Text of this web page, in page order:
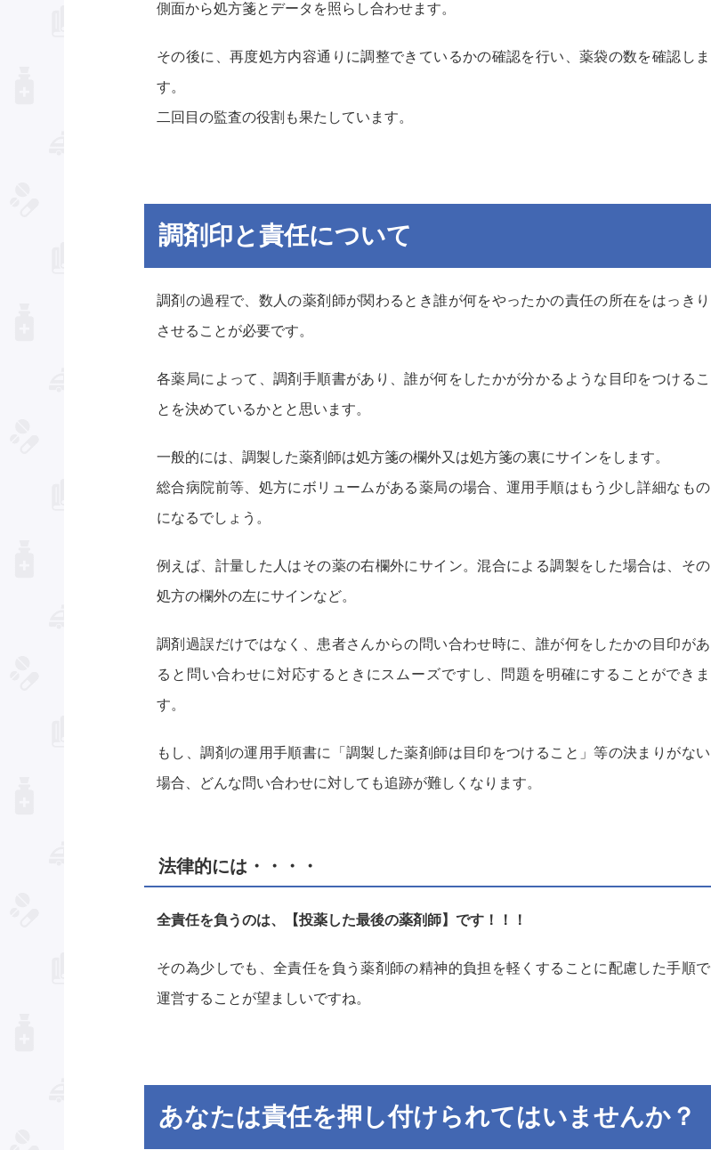
側面から処方箋とデータを照らし合わせます。
その後に、再度処方内容通りに調整できているかの確認を行い、薬袋の数を確認しま
す。
二回目の監査の役割も果たしています。
調剤印と責任について
調剤の過程で、数人の薬剤師が関わるとき誰が何をやったかの責任の所在をはっきり
させることが必要です。
各薬局によって、調剤手順書があり、誰が何をしたかが分かるような目印をつけるこ
とを決めているかとと思います。
一般的には、調製した薬剤師は処方箋の欄外又は処方箋の裏にサインをします。
総合病院前等、処方にボリュームがある薬局の場合、運用手順はもう少し詳細なもの
になるでしょう。
例えば、計量した人はその薬の右欄外にサイン。混合による調製をした場合は、その
処方の欄外の左にサインなど。
調剤過誤だけではなく、患者さんからの問い合わせ時に、誰が何をしたかの目印があ
ると問い合わせに対応するときにスムーズですし、問題を明確にすることができま
す。
もし、調剤の運用手順書に「調製した薬剤師は目印をつけること」等の決まりがない
場合、どんな問い合わせに対しても追跡が難しくなります。
法律的には・・・・
全責任を負うのは、【投薬した最後の薬剤師】です！！！
その為少しでも、全責任を負う薬剤師の精神的負担を軽くすることに配慮した手順で
運営することが望ましいですね。
あなたは責任を押し付けられてはいませんか？